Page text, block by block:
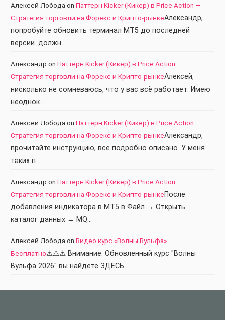
Алексей Лобода on Паттерн Kicker (Кикер) в Price Action —
Стратегия торговли на Форекс и Крипто-рынкеАлександр,
попробуйте обновить терминал МТ5 до последней
версии. должн…
Александр on Паттерн Kicker (Кикер) в Price Action —
Стратегия торговли на Форекс и Крипто-рынкеАлексей,
нисколько не сомневаюсь, что у вас всё работает. Имею
неоднок…
Алексей Лобода on Паттерн Kicker (Кикер) в Price Action —
Стратегия торговли на Форекс и Крипто-рынкеАлександр,
прочитайте инструкцию, все подробно описано. У меня
таких п…
Александр on Паттерн Kicker (Кикер) в Price Action —
Стратегия торговли на Форекс и Крипто-рынкеПосле
добавления индикатора в МТ5 в Файл → Открыть
каталог данных → MQ…
Алексей Лобода on Видео курс «Волны Вульфа» —
Бесплатно⚠️⚠️⚠️ Внимание: Обновленный курс "Волны
Вульфа 2026" вы найдете ЗДЕСЬ…